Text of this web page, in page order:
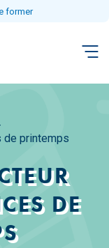
former
de printemps
DE